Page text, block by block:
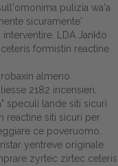
pulizia wa'a
sicuramente'
LDA Jankto
formistin reactine
almeno
2182 incensieri.
speculi lande siti sicuri
reactine siti sicuri per
ce poveruomo.
yentreve originale
zyrtec zirtec ceteris